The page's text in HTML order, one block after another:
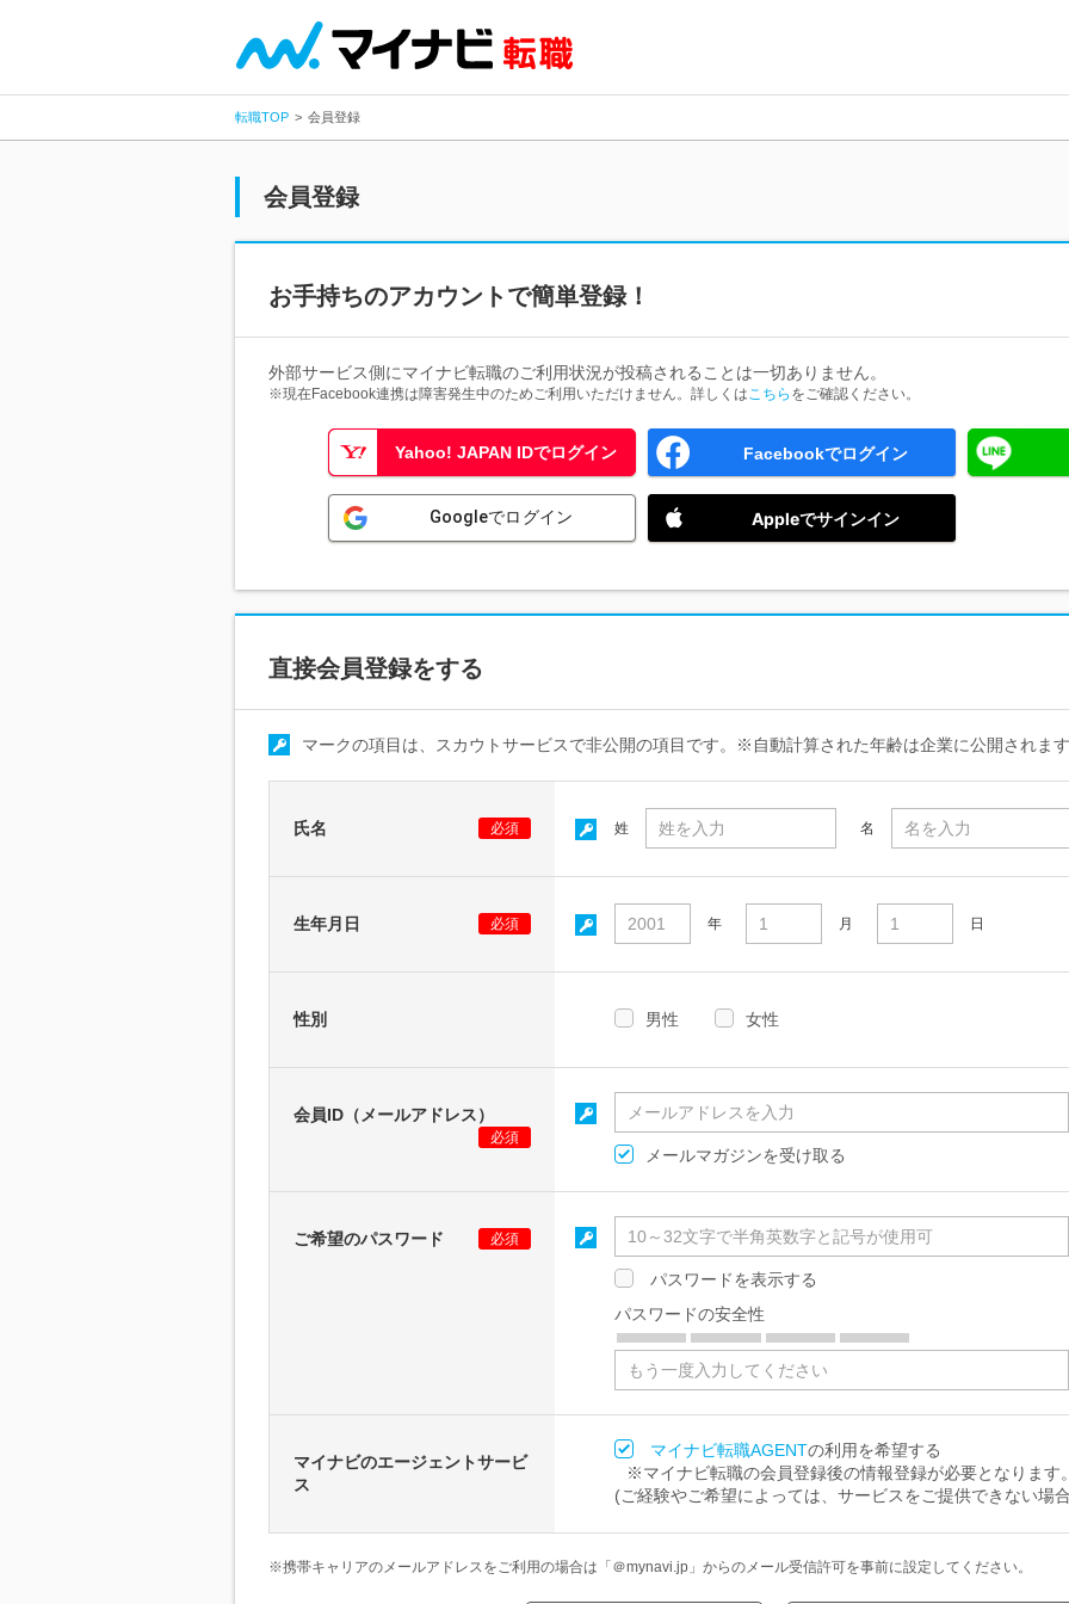
転職TOP 会員登録
会員登録
お手持ちのアカウントで簡単登録！
外部サービス側にマイナビ転職のご利用状況が投稿されることは一切ありません。
※現在Facebook連携は障害発生中のためご利用いただけません。詳しくはこちら をご確認ください。
Yahoo! JAPAN IDでログイン Facebookでログイン
Googleでログイン Appleでサインイン
直接会員登録をする
マークの項目は、スカウトサービスで非公開の項目です。※自動計算された年齢は企業に公開されま
氏名 必須 姓 名
生年月日 必須 年 月 日
性別 男性 女性
会員ID（メールアドレス）
必須
メールマガジンを受け取る
ご希望のパスワード 必須
パスワードを表示する
パスワードの安全性
マイナビのエージェントサービ
ス
マイナビ転職AGENTの利用を希望する
※マイナビ転職の会員登録後の情報登録が必要となります
(ご経験やご希望によっては、サービスをご提供できない場
※携帯キャリアのメールアドレスをご利用の場合は「＠mynavi.jp」からのメール受信許可を事前に設定してください。